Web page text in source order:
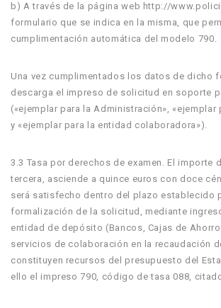
b) A través de la página web http://
formulario que se indica en la misma, que
cumplimentación automática del modelo 790.
Una vez cumplimentados los datos de dicho
descarga el impreso de solicitud en soporte
(«ejemplar para la Administración», «ejemplar
y «ejemplar para la entidad colaboradora»).
3.3 Tasa por derechos de examen. El importe
tercera, asciende a quince euros con doce
será satisfecho dentro del plazo establecido
formalización de la solicitud, mediante
entidad de depósito (Bancos, Cajas de
servicios de colaboración en la recaudación
constituyen recursos del presupuesto del
ello el impreso 790, código de tasa 088,